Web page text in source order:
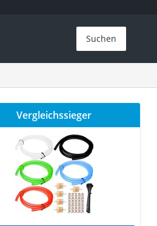
Suchen
Vergleichssieger